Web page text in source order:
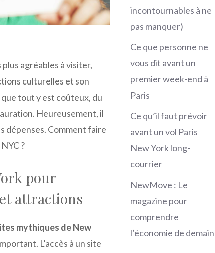
agréables à visiter,
culturelles et son
tout y est coûteux, du
Heureusement, il
dépenses. Comment faire
?
pour
attractions
mythiques de New
L’accès à un site
incontournables à ne
pas manquer)
Ce que personne ne
vous dit avant un
premier week-end à
Paris
Ce qu’il faut prévoir
avant un vol Paris
New York long-
courrier
NewMove : Le
magazine pour
comprendre
l’économie de demain